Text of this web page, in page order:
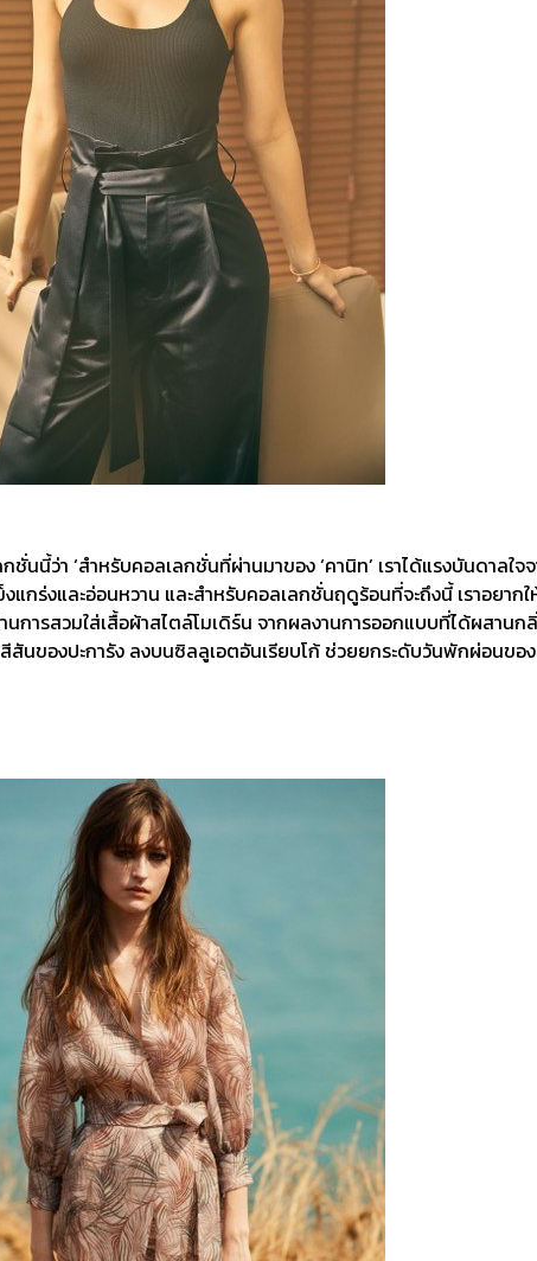
ว่า ‘สำหรับคอลเลกชั่นที่ผ่านมาของ ‘คานิท’ เราได้แรงบันดาลใจจ
ร่งและอ่อนหวาน และสำหรับคอลเลกชั่นฤดูร้อนที่จะถึงนี้ เราอยากใ
ารสวมใส่เสื้อผ้าสไตล์โมเดิร์น จากผลงานการออกแบบที่ได้ผสานก
ของปะการัง ลงบนซิลลูเอตอันเรียบโก้ ช่วยยกระดับวันพักผ่อนขอ